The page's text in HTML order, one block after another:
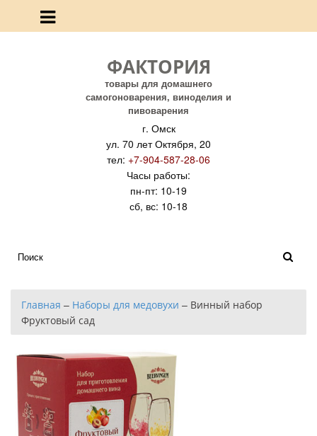
ФАКТОРИЯ
товары для домашнего
самогоноварения, виноделия и
пивоварения
г. Омск
ул. 70 лет Октября, 20
тел: +7-904-587-28-06
Часы работы:
пн-пт: 10-19
сб, вс: 10-18
Главная – Наборы для медовухи – Винный набор
Фруктовый сад